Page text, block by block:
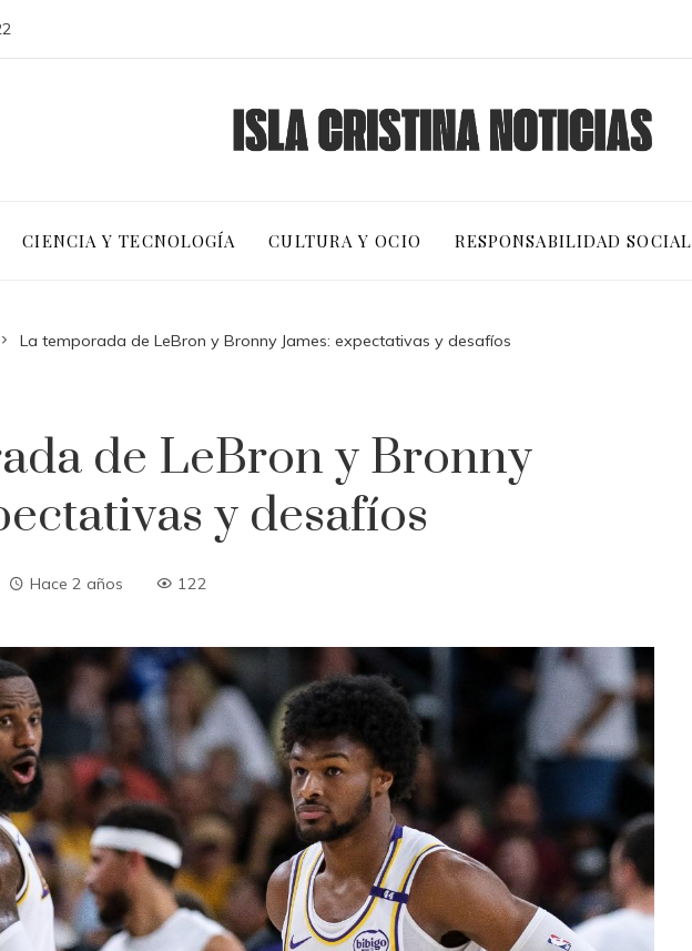
CIENCIA Y TECNOLOGÍA CULTURA Y OCIO RESPONSABILIDAD SOCIAL
La temporada de LeBron y Bronny James: expectativas y desafíos
de LeBron y Bronny
y desafíos
Hace 2 años 122